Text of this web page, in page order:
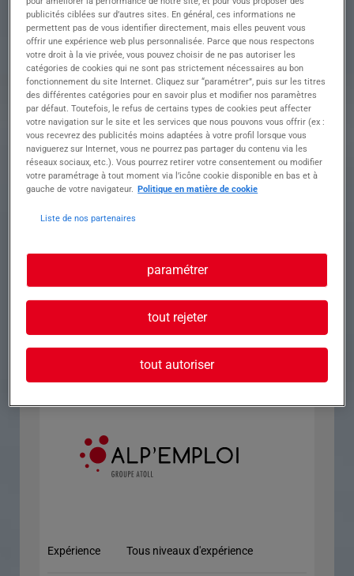
responsable de zone et au sein d'un entrepot
logistique, vous assurez diverses opérations de
réception et expédition de palettes
Manutention manuelle et diverses opérations de
préparation de commandes à l'aide du chariot
Produits laitiers en brique / bouteille
Profil recherché
13h/20h30
Permis caces 1 indispensable
Vous appréciez la polyvalence
Panier repas 6e jour
Prime productivité/ qualité de 200e mensuel
selon règles et conditions en vigueur sur le site
Vous etes motivé, polyvalent, vous recherchez 1
longue mission
Expérience Tous niveaux d'expérience
publicités ciblées sur d’autres sites. En général, ces informations ne
permettent pas de vous identifier directement, mais elles peuvent vous
offrir une expérience web plus personnalisée. Parce que nous respectons
votre droit à la vie privée, vous pouvez choisir de ne pas autoriser les
catégories de cookies qui ne sont pas strictement nécessaires au bon
fonctionnement du site Internet. Cliquez sur “paramétrer”, puis sur les titres
des différentes catégories pour en savoir plus et modifier nos paramètres
par défaut. Toutefois, le refus de certains types de cookies peut affecter
votre navigation sur le site et les services que nous pouvons vous offrir (ex :
vous recevrez des publicités moins adaptées à votre profil lorsque vous
naviguerez sur Internet, vous ne pourrez pas partager du contenu via les
réseaux sociaux, etc.). Vous pourrez retirer votre consentement ou modifier
votre paramétrage à tout moment via l’icône cookie disponible en bas et à
gauche de votre navigateur. Politique en matière de cookie
Liste de nos partenaires
paramétrer
tout rejeter
tout autoriser